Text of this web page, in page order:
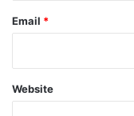
Email *
Website